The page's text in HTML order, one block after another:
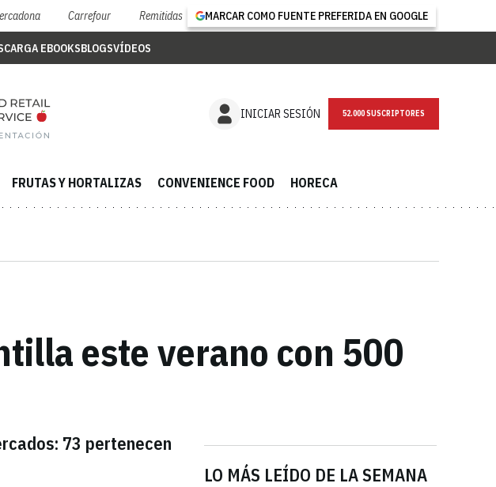
Carrefour Remitidas MARCAR COMO FUENTE PREFERIDA EN GOOGLE
EBOOKSBLOGSVÍDEOS
INICIAR SESIÓN NEWSLETTER
FRUTAS Y HORTALIZAS CONVENIENCE FOOD HORECA
este verano con 500
73 pertenecen
LO MÁS LEÍDO DE LA SEMANA